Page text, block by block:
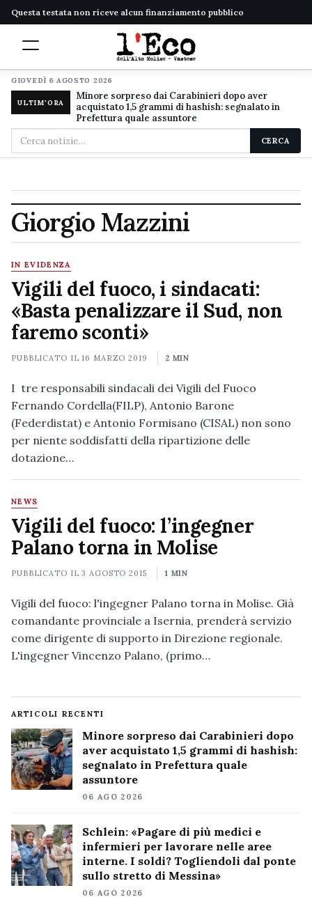
Questa testata non riceve alcun finanziamento pubblico
GIOVEDÌ 6 AGOSTO 2026
ULTIM'ORA
Minore sorpreso dai Carabinieri dopo aver
acquistato 1,5 grammi di hashish: segnalato in
Prefettura quale assuntore
Cerca
nel
CERCA
Giorgio Mazzini
IN EVIDENZA
Vigili del fuoco, i sindacati:
«Basta penalizzare il Sud, non
faremo sconti»
PUBBLICATO IL16 MARZO 2019 2 MIN
I tre responsabili sindacali dei Vigili del Fuoco
Fernando Cordella(FILP), Antonio Barone
(Federdistat) e Antonio Formisano (CISAL) non sono
per niente soddisfatti della ripartizione delle
dotazione…
NEWS
Vigili del fuoco: l’ingegner
Palano torna in Molise
PUBBLICATO IL3 AGOSTO 2015 1 MIN
Vigili del fuoco: l'ingegner Palano torna in Molise. Già
comandante provinciale a Isernia, prenderà servizio
come dirigente di supporto in Direzione regionale.
L'ingegner Vincenzo Palano, (primo…
ARTICOLI RECENTI
Minore sorpreso dai Carabinieri dopo
aver acquistato 1,5 grammi di hashish:
segnalato in Prefettura quale
assuntore
06 AGO 2026
Schlein: «Pagare di più medici e
infermieri per lavorare nelle aree
interne. I soldi? Togliendoli dal ponte
sullo stretto di Messina»
06 AGO 2026